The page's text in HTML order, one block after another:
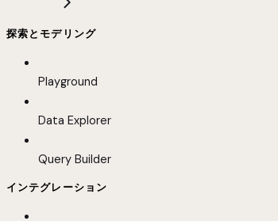
探索とモデリング
Playground
Data Explorer
Query Builder
インテグレーション